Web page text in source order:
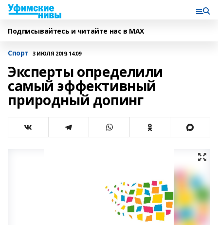
Подписывайтесь и читайте нас в MAX
Спорт 3 ИЮЛЯ 2019, 14:09
Эксперты определили
самый эффективный
природный допинг